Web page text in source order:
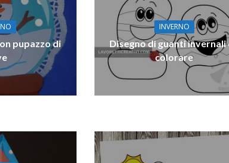
pupazzo di
INVERNO
Disegno di guanti invernali
colorare